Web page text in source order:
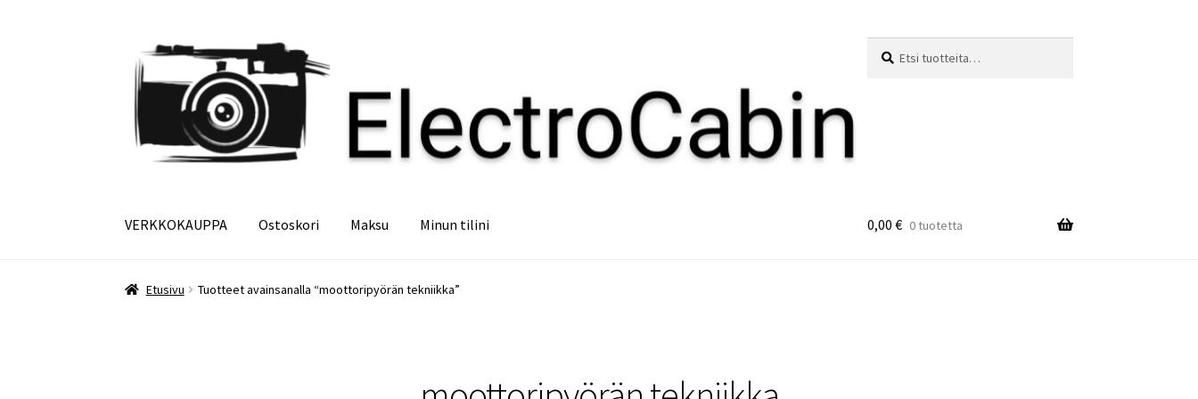
Siirry
navigointiin
Siirry
sisältöön
VERKKOKAUPPA Ostoskori Maksu Minun tilini
Etusivu Maksu Minun tilini Ostoskori
0,00 € 0 tuotetta
Etusivu Tuotteet avainsanalla “moottoripyörän tekniikka”